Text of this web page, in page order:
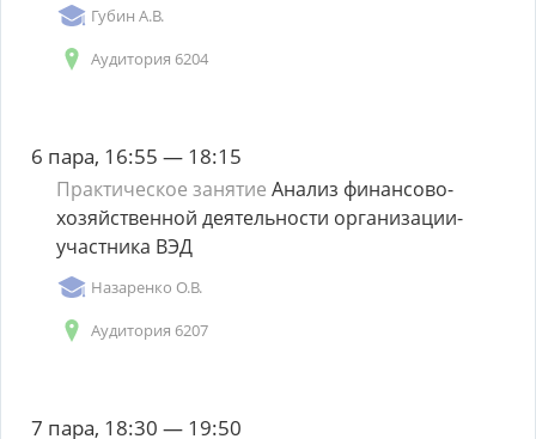
Губин А.В.
Аудитория 6204
6 пара, 16:55 — 18:15
Практическое занятие Анализ финансово-
хозяйственной деятельности организации-
участника ВЭД
Назаренко О.В.
Аудитория 6207
7 пара, 18:30 — 19:50